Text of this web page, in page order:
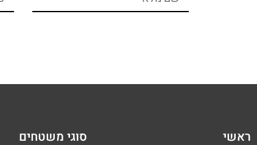
ראשי סוגי משטחים